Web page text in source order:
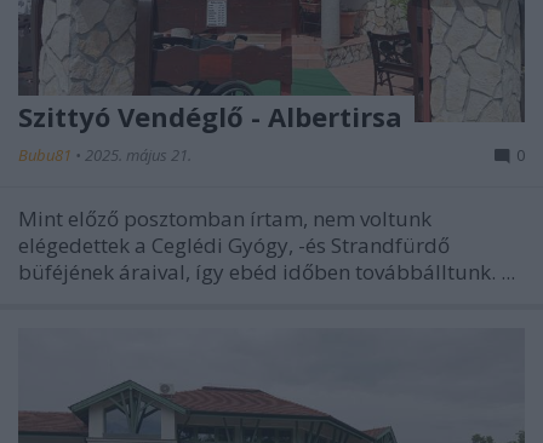
Szittyó Vendéglő - Albertirsa
Bubu81 • 2025. május 21. 0
Mint előző posztomban írtam, nem voltunk
elégedettek a Ceglédi Gyógy, -és Strandfürdő
büféjének áraival, így ebéd időben továbbálltunk. ...